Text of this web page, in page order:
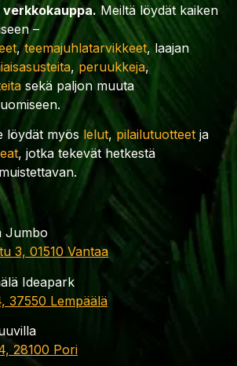
Meiltä löydät kaiken
–
,teemajuhlatarvikkeet, laajan
, peruukkeja,
sekä paljon muuta
löydät myös lelut,pilailutuotteet ja
, jotka tekevät hetkestä
Jumbo
3, 01510 Vantaa
Ideapark
37550 Lempäälä
28100 Pori